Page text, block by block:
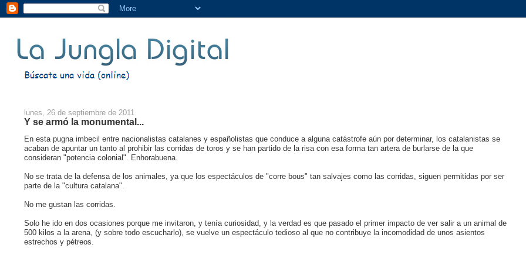
lunes, 26 de septiembre de 2011
Y se armó la monumental...
En esta pugna imbecil entre nacionalistas catalanes y españolistas que conduce a alguna catástrofe aún por determinar, los catalanistas se
acaban de apuntar un tanto al prohibir las corridas de toros y se han partido de la risa con esa forma tan artera de burlarse de la que
consideran "potencia colonial". Enhorabuena.
No se trata de la defensa de los animales, ya que los espectáculos de "corre bous" tan salvajes como las corridas, siguen permitidas por ser
parte de la "cultura catalana".
No me gustan las corridas.
Solo he ido en dos ocasiones porque me invitaron, y tenía curiosidad, y la verdad es que pasado el primer impacto de ver salir a un animal de
500 kilos a la arena, (y sobre todo escucharlo), se vuelve un espectáculo tedioso al que no contribuye la incomodidad de unos asientos
estrechos y pétreos.